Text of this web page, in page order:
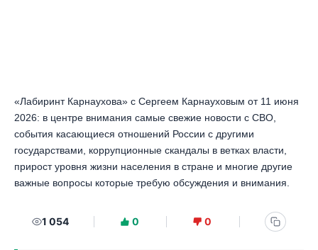
«Лабиринт Карнаухова» с Сергеем Карнауховым от 11 июня
2026: в центре внимания самые свежие новости с СВО,
события касающиеся отношений России с другими
государствами, коррупционные скандалы в ветках власти,
прирост уровня жизни населения в стране и многие другие
важные вопросы которые требую обсуждения и внимания.
1 054 0 0